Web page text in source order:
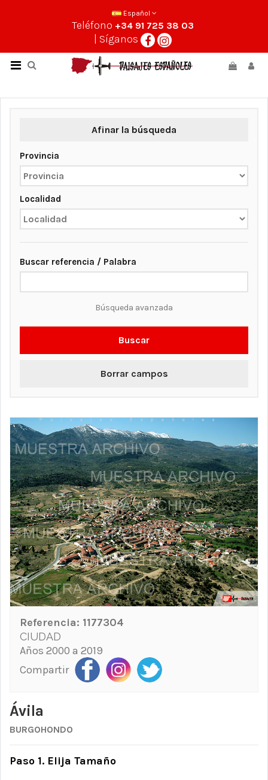
Español
Teléfono +34 91 725 38 03
| Síganos
Afinar la búsqueda
Provincia
Localidad
Buscar referencia / Palabra
Búsqueda avanzada
Buscar
Borrar campos
Referencia: 1177304
CIUDAD
Años 2000 a 2019
Compartir
Ávila
BURGOHONDO
Paso 1. Elija Tamaño